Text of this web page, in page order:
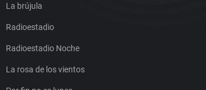
La brújula
Radioestadio
Radioestadio Noche
La rosa de los vientos